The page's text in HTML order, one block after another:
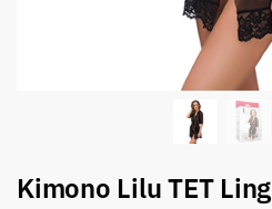
Kimono Lilu TET